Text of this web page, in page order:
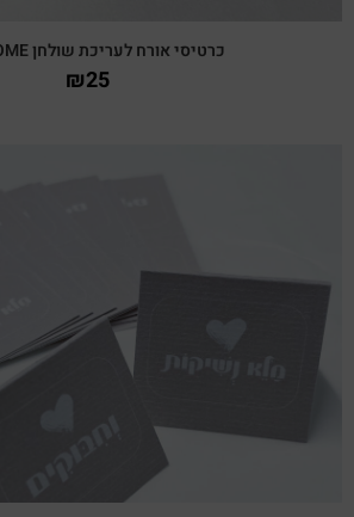
כרטיסי אורח לעריכת שולחן WELCOME
₪25